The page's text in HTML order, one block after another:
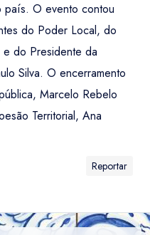
país. O evento contou
do Poder Local, do
e do Presidente da
Silva. O encerramento
Marcelo Rebelo
Territorial, Ana
Reportar